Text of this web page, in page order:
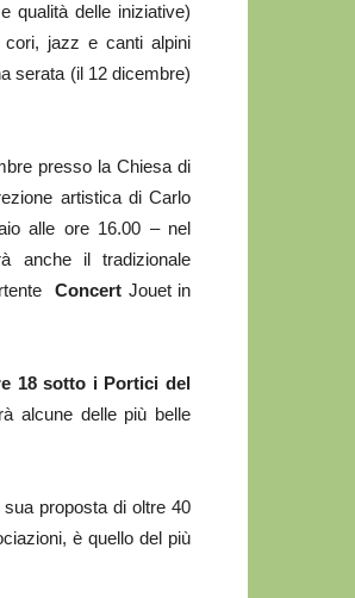
qualità delle iniziative)
cori, jazz e canti alpini
serata (il 12 dicembre)
presso la Chiesa di
artistica di Carlo
alle ore 16.00 – nel
anche il tradizionale
Concert Jouet in
18 sotto i Portici del
alcune delle più belle
sua proposta di oltre 40
è quello del più